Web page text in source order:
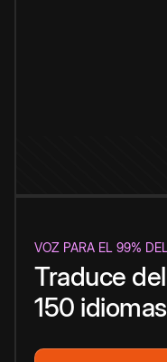
VOZ PARA EL 99%
Traduce
150